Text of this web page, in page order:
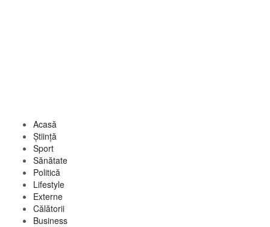
Acasă
Știință
Sport
Sănătate
Politică
Lifestyle
Externe
Călătorii
Business